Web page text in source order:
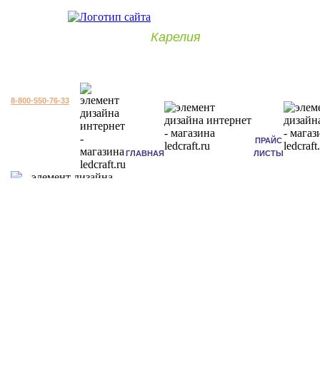
Карелия
8-800-550-76-33
ГЛАВНАЯ
ПРАЙС
ЛИСТЫ